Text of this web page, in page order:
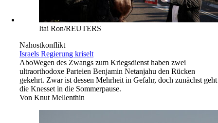
Itai Ron/REUTERS
Nahostkonflikt
Israels Regierung kriselt
AboWegen des Zwangs zum Kriegsdienst haben zwei
ultraorthodoxe Parteien Benjamin Netanjahu den Rücken
gekehrt. Zwar ist dessen Mehrheit in Gefahr, doch zunächst geht
die Knesset in die Sommerpause.
Von Knut Mellenthin